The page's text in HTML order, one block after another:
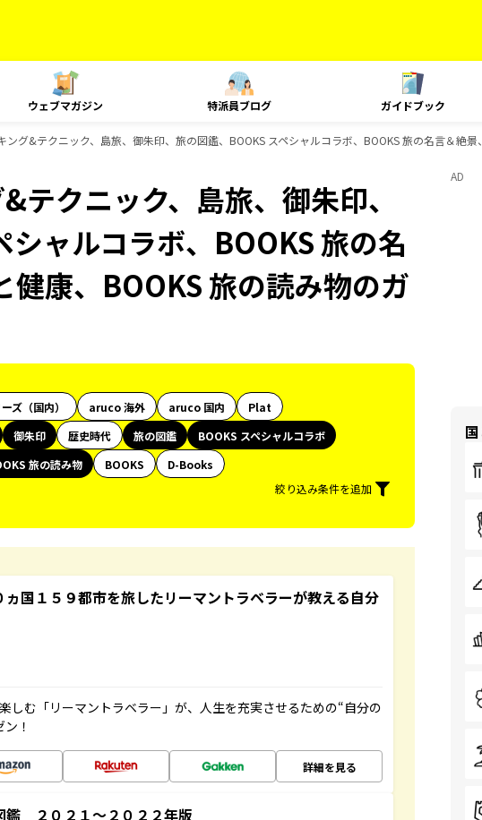
ウェブマガジン 特派員ブログ ガイドブック
ング&テクニック、島旅、御朱印、旅の図鑑、BOOKS スペシャルコラボ、BOOKS 旅の名言＆絶
テクニック、島旅、御朱印、
ャルコラボ、BOOKS 旅の名
健康、BOOKS 旅の読み物のガ
ズ（国内） aruco 海外 aruco 国内
Plat
御朱印 歴史時代 旅の図鑑
BOOKS スペシャルコラボ
旅の読み物 BOOKS
D-Books
絞り込み条件を追加
国１５９都市を旅したリーマントラベラーが教える自分
しむ「リーマントラベラー」が、人生を充実させるための“自分の
！
詳細を見る
２０２１～２０２２年版
AD